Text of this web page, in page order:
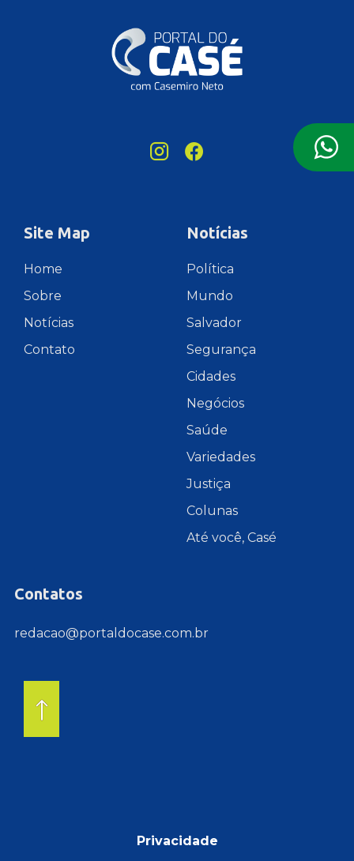
Site Map
Home
Sobre
Notícias
Contato
Notícias
Política
Mundo
Salvador
Segurança
Cidades
Negócios
Saúde
Variedades
Justiça
Colunas
Até você, Casé
Contatos
redacao@portaldocase.com.br
Privacidade